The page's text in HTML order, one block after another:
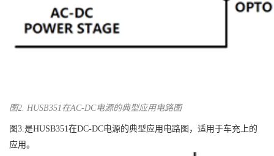
图2. HUSB351在AC-DC电源的典型应用电路图
图3.是HUSB351在DC-DC电源的典型应用电路图，适用于车充上的
应用。